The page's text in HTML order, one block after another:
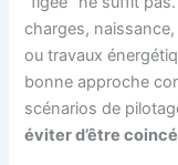
charges,
ou travaux
bonne approche
scénarios de
éviter d’être coincé